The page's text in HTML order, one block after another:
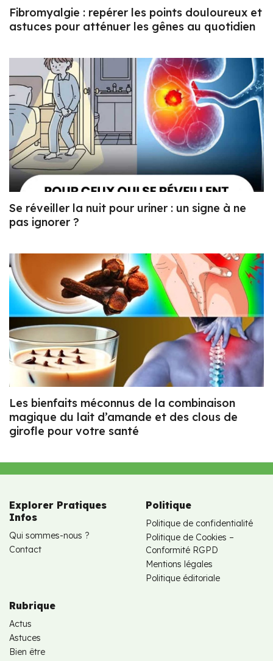
Fibromyalgie : repérer les points douloureux et
astuces pour atténuer les gênes au quotidien
Se réveiller la nuit pour uriner : un signe à ne
pas ignorer ?
Les bienfaits méconnus de la combinaison
magique du lait d’amande et des clous de
girofle pour votre santé
Explorer Pratiques
Infos
Qui sommes-nous ?
Contact
Politique
Politique de confidentialité
Politique de Cookies –
Conformité RGPD
Mentions légales
Politique éditoriale
Rubrique
Actus
Astuces
Bien être